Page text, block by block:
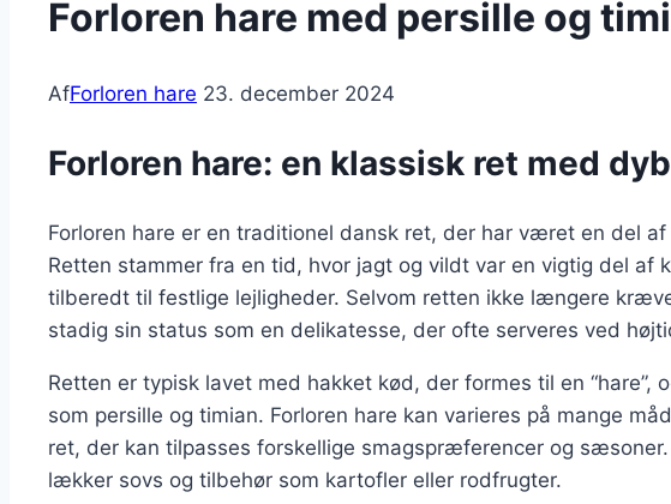
Forloren hare med persille og
AfForloren hare 23. december 2024
Forloren hare: en klassisk ret med
Forloren hare er en traditionel dansk ret, der har været en del
Retten stammer fra en tid, hvor jagt og vildt var en vigtig del af
tilberedt til festlige lejligheder. Selvom retten ikke længere
stadig sin status som en delikatesse, der ofte serveres ved
Retten er typisk lavet med hakket kød, der formes til en “hare”,
som persille og timian. Forloren hare kan varieres på mange
ret, der kan tilpasses forskellige smagspræferencer og
lækker sovs og tilbehør som kartofler eller rodfrugter.